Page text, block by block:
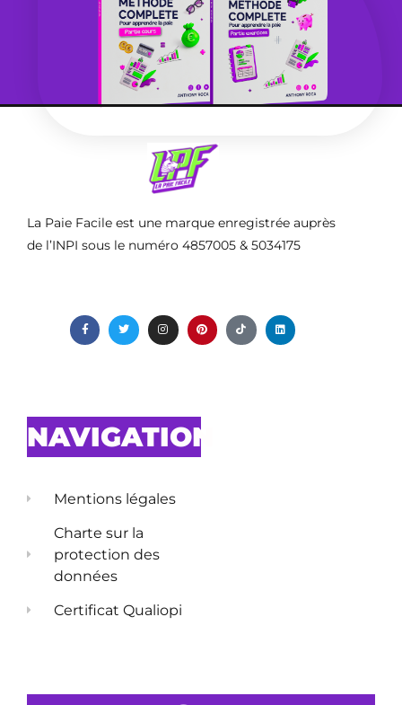
La Paie Facile est une marque enregistrée auprès
de l’INPI sous le numéro 4857005 & 5034175
NAVIGATION
Mentions légales
Charte sur la
protection des
données
Certificat Qualiopi